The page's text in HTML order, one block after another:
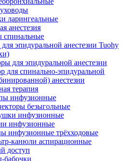
ларингеальные
анестезия
спинальные
эпидуральной анестезии Tuohy
для эпидуральной анестезии
для спинально-эпидуральной
анестезии
терапия
инфузионные
безыгольные
инфузионные
инфузионные
инфузионные трёхходовые
канюли аспирационные
доступ
бабочки